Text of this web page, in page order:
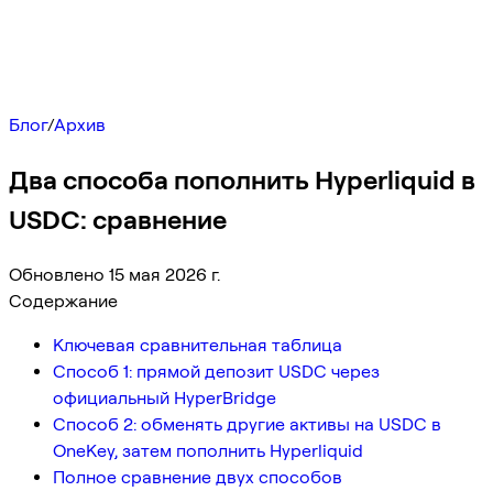
Блог/Архив
Два способа пополнить Hyperliquid в
USDC: сравнение
Обновлено 15 мая 2026 г.
Содержание
Ключевая сравнительная таблица
Способ 1: прямой депозит USDC через
официальный HyperBridge
Способ 2: обменять другие активы на USDC в
OneKey, затем пополнить Hyperliquid
Полное сравнение двух способов